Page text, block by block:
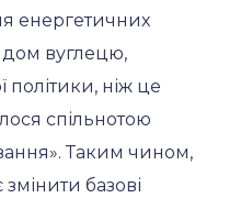
енергетичних
вуглецю,
політики, ніж це
спільнотою
Таким чином,
базові